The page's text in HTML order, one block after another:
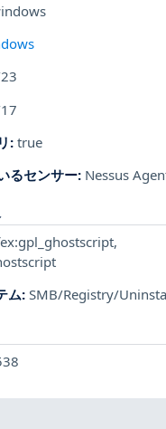
:true
るセンサー: Nessus
,
ム:SMB/Registry/